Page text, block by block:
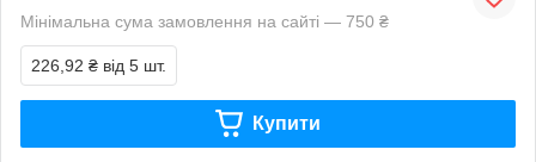
Мінімальна сума замовлення на сайті — 750 ₴
226,92 ₴ від 5 шт.
Купити